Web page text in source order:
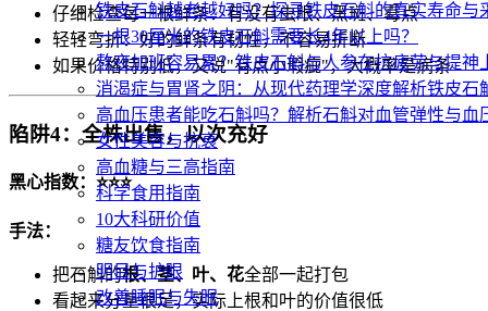
铁皮石斛越老越好吗？探寻铁皮石斛的真实寿命与
一根30厘米的铁皮石斛需要长4年以上吗？
熬夜加班容易累？铁皮石斛与人参在抗疲劳与提神
消渴症与胃肾之阴：从现代药理学深度解析铁皮石
高血压患者能吃石斛吗？解析石斛对血管弹性与血
女性美容与抗衰
高血糖与三高指南
科学食用指南
10大科研价值
糖友饮食指南
明目与护眼
改善睡眠与失眠
仔细检查每一根鲜条：有没有虫眼、黑斑、霉点
轻轻弯折：好的鲜条有韧性，不容易折断
如果价格特别低，又说"有点小瑕疵"，大概率是病条
陷阱4：全株出售，以次充好
黑心指数：⭐⭐⭐
手法：
把石斛的根、茎、叶、花全部一起打包
看起来分量很足，实际上根和叶的价值很低